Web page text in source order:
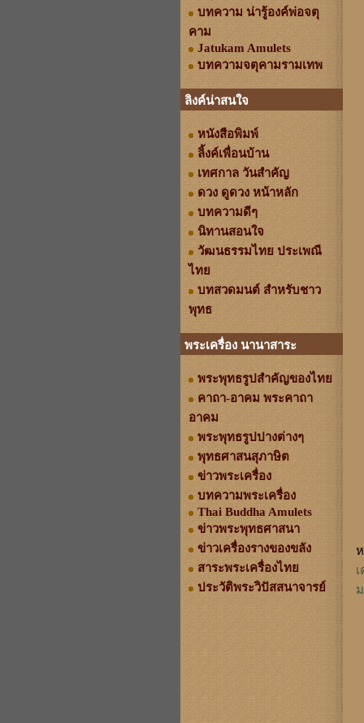
บทความ น่ารู้องค์พ่อจตุ
คาม
Jatukam Amulets
บทความจตุคามรามเทพ
ลิงค์น่าสนใจ
หนังสือพิมพ์
ลิ้งค์เพื่อนบ้าน
เทศกาล วันสำคัญ
ดวง ดูดวง หน้าหลัก
บทความดีๆ
นิทานสอนใจ
วัฒนธรรมไทย ประเพณี
ไทย
บทสวดมนต์ สำหรับชาว
พุทธ
พระเครื่อง นานาสาระ
พระพุทธรูปสำคัญของไทย
คาถา-อาคม พระคาถา
อาคม
พระพุทธรูปปางต่างๆ
พุทธศาสนสุภาษิต
ข่าวพระเครื่อง
บทความพระเครื่อง
Thai Buddha Amulets
ข่าวพระพุทธศาสนา
ข่าวเครื่องรางของขลัง
สาระพระเครื่องไทย
ประวัติพระวิปัสสนาจารย์